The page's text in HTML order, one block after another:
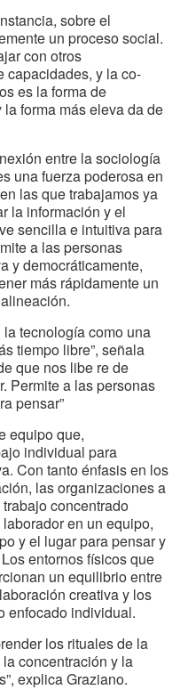
sobre el
un proceso social.
con otros
capacidades, y la co-
es la forma de
forma más eleva da de
entre la sociología
una fuerza poderosa en
las que trabajamos ya
la información y el
sencilla e intuitiva para
a las personas
y democráticamente,
más rápidamente un
tecnología como una
tiempo libre”, señala
que nos libe re de
Permite a las personas
pensar”
equipo que,
individual para
Con tanto énfasis en los
las organizaciones a
concentrado
en un equipo,
y el lugar para pensar y
entornos físicos que
un equilibrio entre
creativa y los
enfocado individual.
los rituales de la
concentración y la
explica Graziano.